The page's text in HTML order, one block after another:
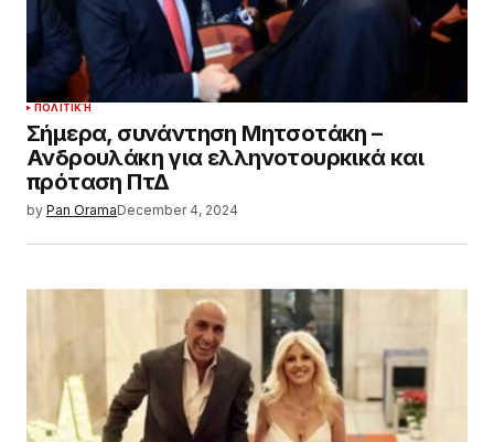
ΠΟΛΙΤΙΚΉ
Σήμερα, συνάντηση Μητσοτάκη –
Ανδρουλάκη για ελληνοτουρκικά και
πρόταση ΠτΔ
by Pan OramaDecember 4, 2024